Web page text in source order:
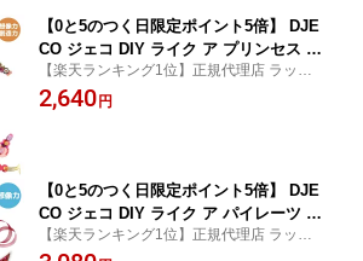
【0と5のつく日限定ポイント5倍】 DJE
CO ジェコ DIY ライク ア プリンセス テ
ィアラ工作キット キラキラ 可愛い シー
ル貼り 4歳 5歳 女の子 ハロウィン仮装
【楽天ランキング1位】正規代理店 ラッピ
ング メッセージカード のし無料 誕生日プ
レゼント ギフト ヨーロッパ安全規格 おも
2,640 円
【0と5のつく日限定ポイント5倍】 DJE
CO ジェコ DIY ライク ア パイレーツ 海
賊の剣工作キット キラキラ かっこいい
【楽天ランキング1位】正規代理店 ラッピ
ング メッセージカード のし無料 誕生日プ